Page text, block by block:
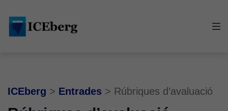
main
content
footer
ICEberg > Entrades > Rúbriques d’avaluació